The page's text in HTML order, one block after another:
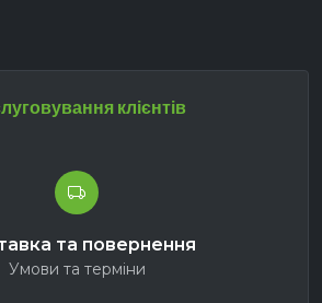
клієнтів
та повернення
Умови та терміни